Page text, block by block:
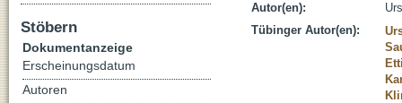
Autor(en):
Tübinger Autor(en):
Stöbern
Dokumentanzeige
Erscheinungsdatum
Autoren